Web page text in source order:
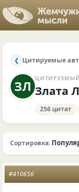
❮ Цитируемые
ЗЛ Злата
256 цитат
Сортировка:
#410656